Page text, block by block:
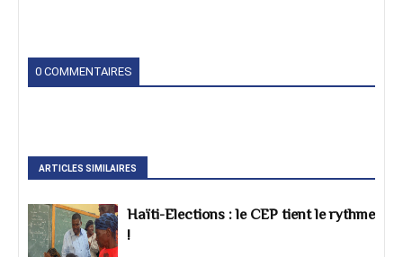
0 COMMENTAIRES
ARTICLES SIMILAIRES
Haïti-Elections : le CEP tient le rythme
!